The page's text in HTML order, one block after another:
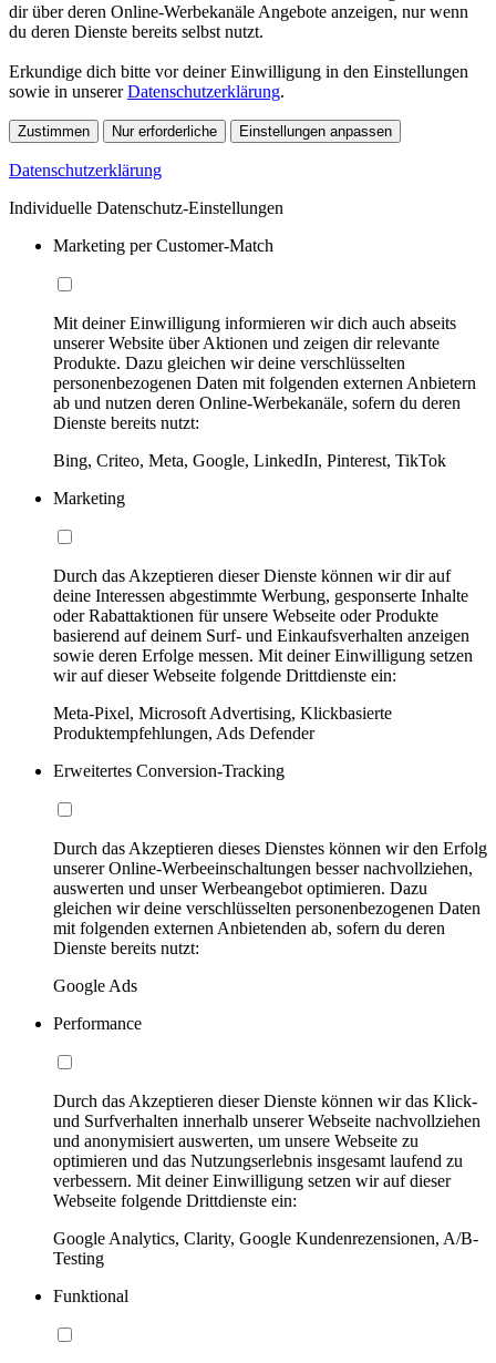
dir über deren Online-Werbekanäle Angebote anzeigen, nur wenn
du deren Dienste bereits selbst nutzt.
Erkundige dich bitte vor deiner Einwilligung in den Einstellungen
sowie in unsererDatenschutzerklärung.
Zustimmen Nur erforderliche Einstellungen anpassen
Datenschutzerklärung
Individuelle Datenschutz-Einstellungen
Marketing per Customer-Match
Mit deiner Einwilligung informieren wir dich auch abseits
unserer Website über Aktionen und zeigen dir relevante
Produkte. Dazu gleichen wir deine verschlüsselten
personenbezogenen Daten mit folgenden externen Anbietern
ab und nutzen deren Online-Werbekanäle, sofern du deren
Dienste bereits nutzt:
Bing, Criteo, Meta, Google, LinkedIn, Pinterest, TikTok
Marketing
Durch das Akzeptieren dieser Dienste können wir dir auf
deine Interessen abgestimmte Werbung, gesponserte Inhalte
oder Rabattaktionen für unsere Webseite oder Produkte
basierend auf deinem Surf- und Einkaufsverhalten anzeigen
sowie deren Erfolge messen. Mit deiner Einwilligung setzen
wir auf dieser Webseite folgende Drittdienste ein:
Meta-Pixel, Microsoft Advertising, Klickbasierte
Produktempfehlungen, Ads Defender
Erweitertes Conversion-Tracking
Durch das Akzeptieren dieses Dienstes können wir den Erfolg
unserer Online-Werbeeinschaltungen besser nachvollziehen,
auswerten und unser Werbeangebot optimieren. Dazu
gleichen wir deine verschlüsselten personenbezogenen Daten
mit folgenden externen Anbietenden ab, sofern du deren
Dienste bereits nutzt:
Google Ads
Performance
Durch das Akzeptieren dieser Dienste können wir das Klick-
und Surfverhalten innerhalb unserer Webseite nachvollziehen
und anonymisiert auswerten, um unsere Webseite zu
optimieren und das Nutzungserlebnis insgesamt laufend zu
verbessern. Mit deiner Einwilligung setzen wir auf dieser
Webseite folgende Drittdienste ein:
Google Analytics, Clarity, Google Kundenrezensionen, A/B-
Testing
Funktional